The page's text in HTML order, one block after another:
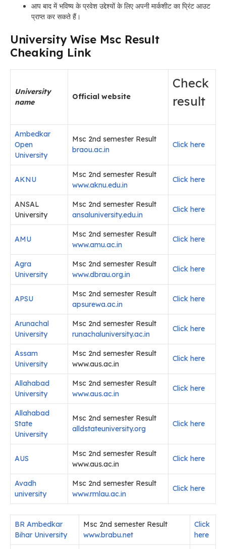
आप बाद में भविष्य के प्रवेश उद्देश्यों के लिए अपनी मार्कशीट का प्रिंट आउट
प्राप्त कर सकते हैं।
University Wise Msc Result
Cheaking Link
University
name
Official website
Check
result
Ambedkar
Open
University
Msc 2nd semester Result
braou.ac.in
Click here
AKNU
Msc 2nd semester Result
www.aknu.edu.in
Click here
ANSAL
University
Msc 2nd semester Result
ansaluniversity.edu.in
Click here
AMU
Msc 2nd semester Result
www.amu.ac.in
Click here
Agra
University
Msc 2nd semester Result
www.dbrau.org.in
Click here
APSU
Msc 2nd semester Result
apsurewa.ac.in
Click here
Arunachal
University
Msc 2nd semester Result
runachaluniversity.ac.in
Click here
Assam
University
Msc 2nd semester Result
www.aus.ac.in
Click here
Allahabad
University
Msc 2nd semester Result
www.aus.ac.in
Click here
Allahabad
State
University
Msc 2nd semester Result
alldstateuniversity.org
Click here
AUS
Msc 2nd semester Result
www.aus.ac.in
Click here
Avadh
university
Msc 2nd semester Result
www.rmlau.ac.in
Click here
BR Ambedkar
Bihar University
Msc 2nd semester Result
www.brabu.net
Click
here